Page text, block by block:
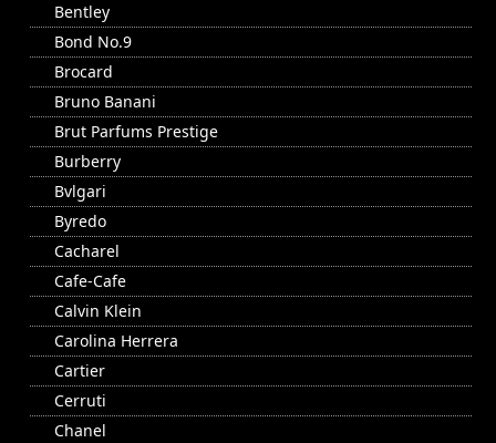
Bentley
Bond No.9
Brocard
Bruno Banani
Brut Parfums Prestige
Burberry
Bvlgari
Byredo
Cacharel
Cafe-Cafe
Calvin Klein
Carolina Herrera
Cartier
Cerruti
Chanel